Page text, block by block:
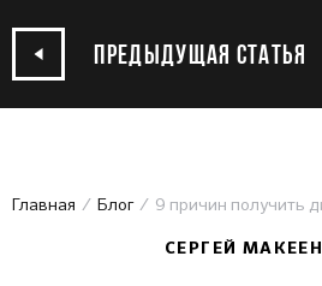
ПРЕДЫДУЩАЯ СТАТЬЯ
Главная Блог 9 причин получить
СЕРГЕЙ